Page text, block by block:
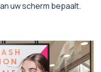
uw scherm bepaalt.